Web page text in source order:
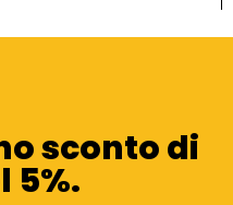
sconto di
5%.